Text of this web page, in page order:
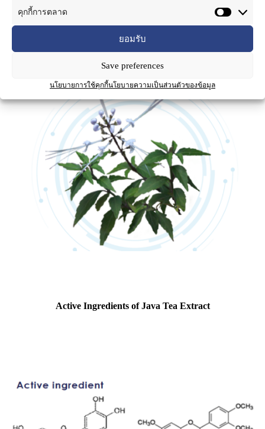
คุกกี้การตลาด
ยอมรับ
Save preferences
นโยบายการใช้คุกกี้นโยบายความเป็นส่วนตัวของข้อมูล
พ้อง:O. grandiflorus
พยับ
เมฆ(กรุงเทพฯ),อีตู่ดง(เพชรบูรณ์),บางรัก(ประจวบคีรีขันธ์) อยู่
ในวงศ์ Lamiaceae (Labiatae) ซึ่งเป็นพืชที่จัดอยู่ในพวกเดียวกับ
กะเพราและโหระพา
Active Ingredients of Java Tea Extract